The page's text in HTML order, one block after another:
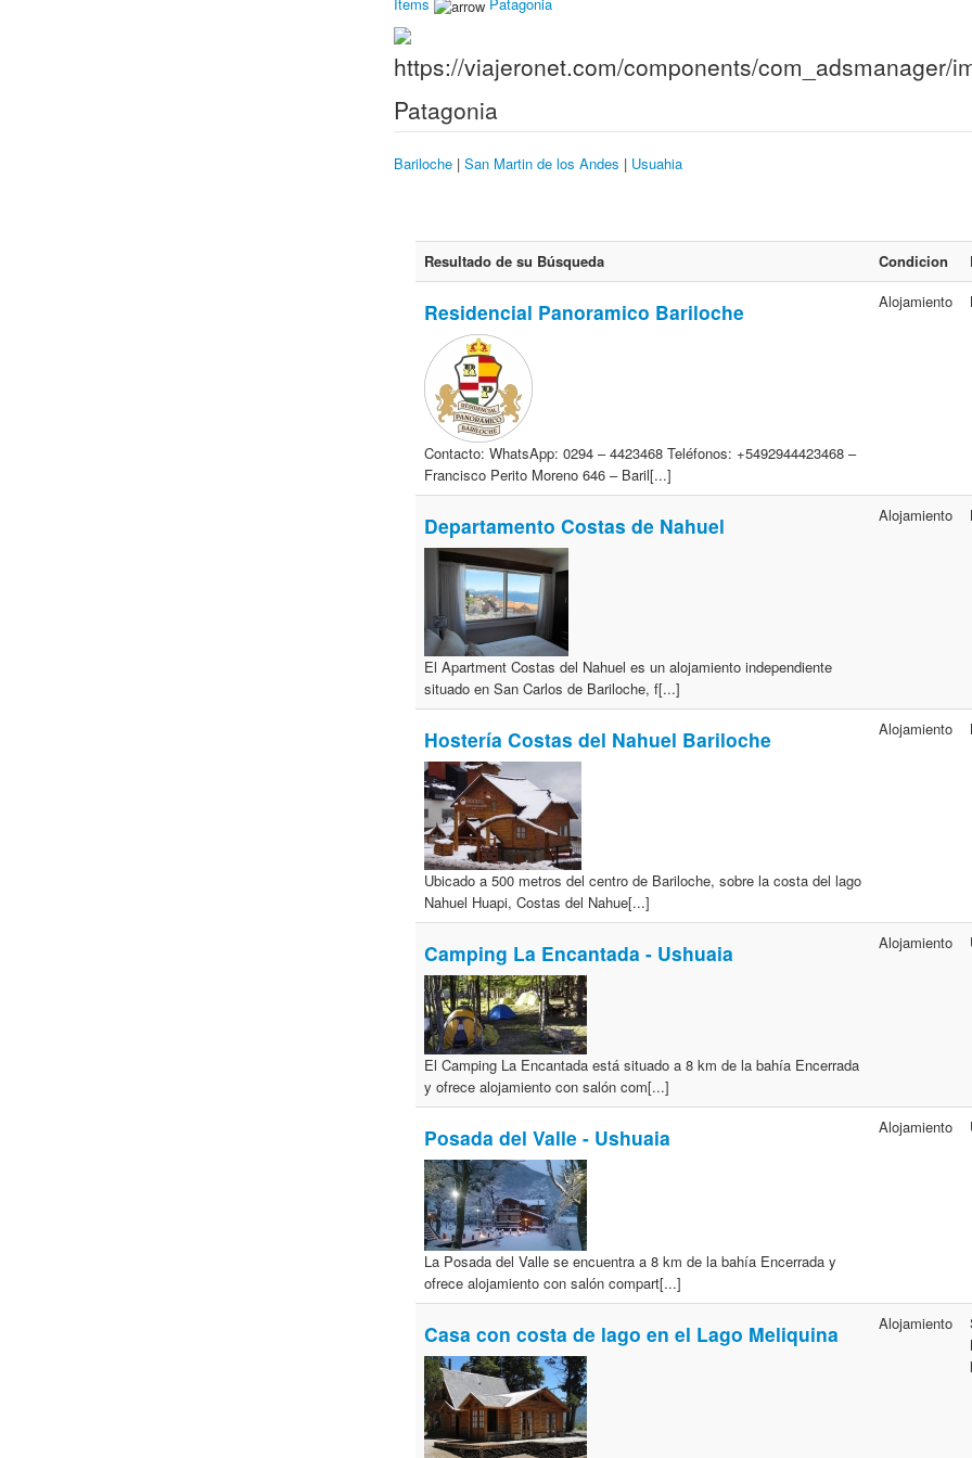
Items Patagonia
Patagonia
Bariloche| San Martin de los Andes | Usuahia
Resultado de su Búsqueda Condicion
Residencial Panoramico Bariloche
Contacto: WhatsApp: 0294 – 4423468 Teléfonos: +5492944423468 –
Francisco Perito Moreno 646 – Baril[...]
Alojamiento
Departamento Costas de Nahuel
El Apartment Costas del Nahuel es un alojamiento independiente
situado en San Carlos de Bariloche, f[...]
Alojamiento
Hostería Costas del Nahuel Bariloche
Ubicado a 500 metros del centro de Bariloche, sobre la costa del lago
Nahuel Huapi, Costas del Nahue[...]
Alojamiento
Camping La Encantada - Ushuaia
El Camping La Encantada está situado a 8 km de la bahía Encerrada
y ofrece alojamiento con salón com[...]
Alojamiento
Posada del Valle - Ushuaia
La Posada del Valle se encuentra a 8 km de la bahía Encerrada y
ofrece alojamiento con salón compart[...]
Alojamiento
Casa con costa de lago en el Lago Meliquina Alojamiento